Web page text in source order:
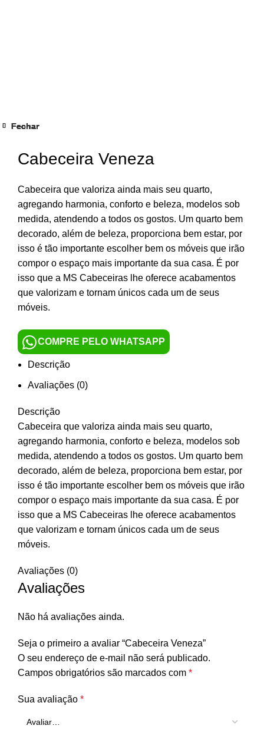
Cabeceira Veneza
Cabeceira que valoriza ainda mais seu quarto,
agregando harmonia, conforto e beleza, modelos sob
medida, atendendo a todos os gostos. Um quarto bem
decorado, além de beleza, proporciona bem estar, por
isso é tão importante escolher bem os móveis que irão
compor o espaço mais importante da sua casa. É por
isso que a MS Cabeceiras lhe oferece acabamentos
que valorizam e tornam únicos cada um de seus
móveis.
COMPRE PELO WHATSAPP
Descrição
Avaliações (0)
Descrição
Cabeceira que valoriza ainda mais seu quarto,
agregando harmonia, conforto e beleza, modelos sob
medida, atendendo a todos os gostos. Um quarto bem
decorado, além de beleza, proporciona bem estar, por
isso é tão importante escolher bem os móveis que irão
compor o espaço mais importante da sua casa. É por
isso que a MS Cabeceiras lhe oferece acabamentos
que valorizam e tornam únicos cada um de seus
móveis.
Avaliações (0)
Avaliações
Não há avaliações ainda.
Seja o primeiro a avaliar “Cabeceira Veneza”
O seu endereço de e-mail não será publicado.
Campos obrigatórios são marcados com *
Sua avaliação *
Fechar
Fechar
Fechar
Fechar
Fechar
Fechar
Fechar
Fechar